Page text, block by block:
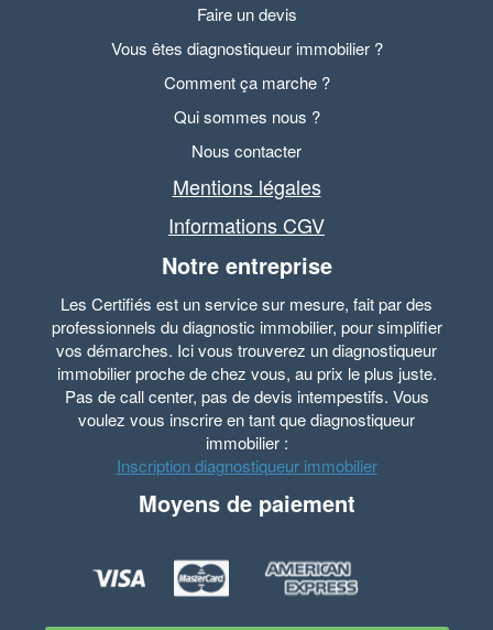
Faire un devis
Vous êtes diagnostiqueur immobilier ?
Comment ça marche ?
Qui sommes nous ?
Nous contacter
Mentions légales
Informations CGV
Notre entreprise
Les Certifiés est un service sur mesure, fait par des
professionnels du diagnostic immobilier, pour simplifier
vos démarches. Ici vous trouverez un diagnostiqueur
immobilier proche de chez vous, au prix le plus juste.
Pas de call center, pas de devis intempestifs. Vous
voulez vous inscrire en tant que diagnostiqueur
immobilier :
Inscription diagnostiqueur immobilier
Moyens de paiement